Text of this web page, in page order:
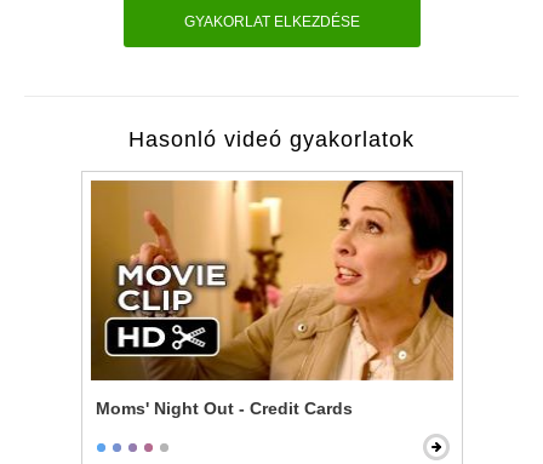
GYAKORLAT ELKEZDÉSE
Hasonló videó gyakorlatok
Moms' Night Out - Credit Cards